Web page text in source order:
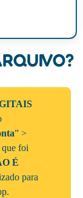
” >
que foi
É
para